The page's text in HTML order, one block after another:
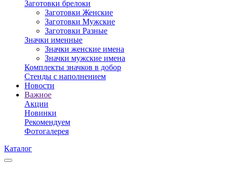
Заготовки брелоки
Заготовки Женские
Заготовки Мужские
Заготовки Разные
Значки именные
Значки женские имена
Значки мужские имена
Комплекты значков в добор
Стенды с наполнением
Новости
Важное
Акции
Новинки
Рекомендуем
Фотогалерея
Каталог